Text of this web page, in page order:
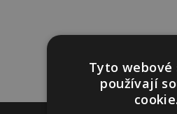
Tyto webové
používají
cookie.